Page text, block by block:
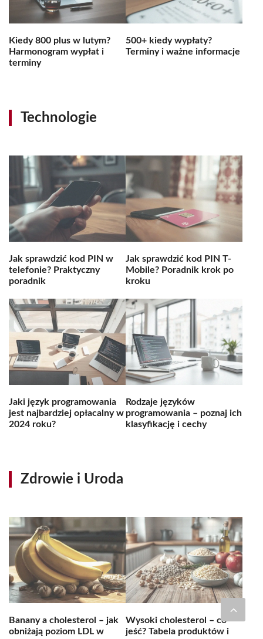
Kiedy 800 plus w lutym?
Harmonogram wypłat i
terminy
500+ kiedy wypłaty?
Terminy i ważne informacje
Technologie
Jak sprawdzić kod PIN w
telefonie? Praktyczny
poradnik
Jak sprawdzić kod PIN T-
Mobile? Poradnik krok po
kroku
Jaki język programowania
jest najbardziej opłacalny w
2024 roku?
Rodzaje języków
programowania – poznaj ich
klasyfikację i cechy
Zdrowie i Uroda
Banany a cholesterol – jak
obniżają poziom LDL w
Wysoki cholesterol – co
jeść? Tabela produktów i